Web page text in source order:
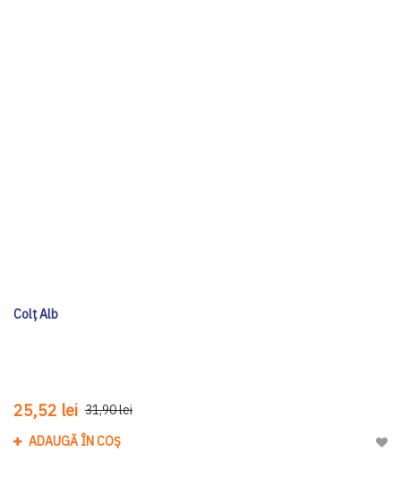
Colţ Alb
25,52 lei 31,90 lei
ADAUGĂ ÎN COȘ